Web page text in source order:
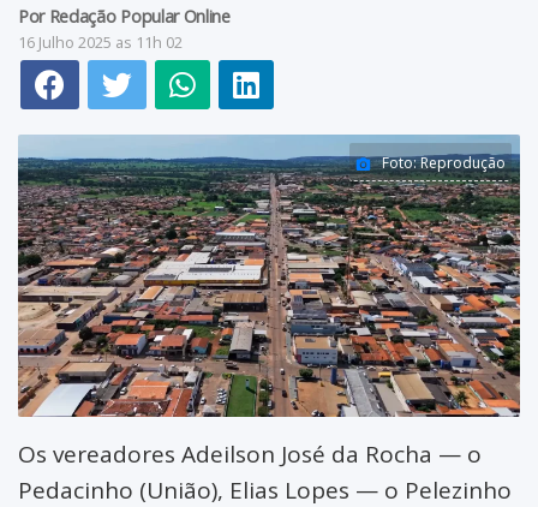
Figueirópolis D'Oeste
Glória D'Oeste
Indiavaí
Jauru
Lambari D'Oeste
Mirassol D'Oeste
Pontes e Lacerda
Quatro Marcos
Edição digital
Informes publicitários
Preferência Popular
Revista Popular
TV Popular Web
Por Redação Popular Online
16 Julho 2025 as 11h 02
Foto: Reprodução
Os vereadores Adeilson José da Rocha — o
Pedacinho (União), Elias Lopes — o Pelezinho